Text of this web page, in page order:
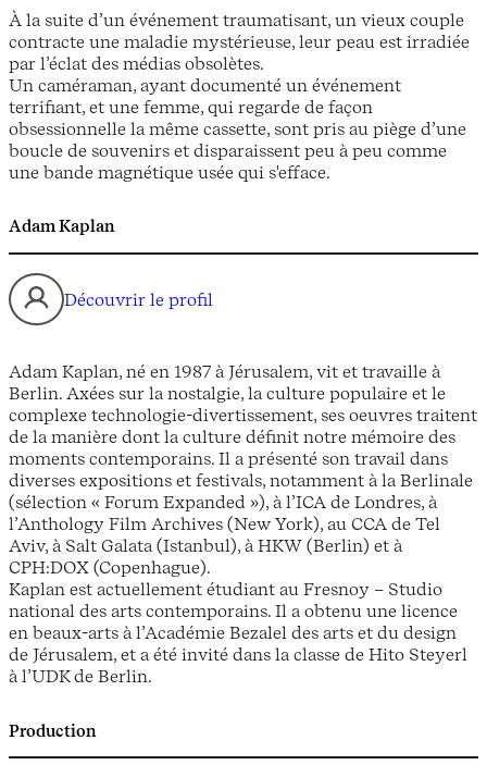
À la suite d’un événement traumatisant, un vieux couple
contracte une maladie mystérieuse, leur peau est irradiée
par l’éclat des médias obsolètes.
Un caméraman, ayant documenté un événement
terrifiant, et une femme, qui regarde de façon
obsessionnelle la même cassette, sont pris au piège d’une
boucle de souvenirs et disparaissent peu à peu comme
une bande magnétique usée qui s'efface.
Adam Kaplan
Découvrir le profil
Adam Kaplan, né en 1987 à Jérusalem, vit et travaille à
Berlin. Axées sur la nostalgie, la culture populaire et le
complexe technologie-divertissement, ses oeuvres traitent
de la manière dont la culture définit notre mémoire des
moments contemporains. Il a présenté son travail dans
diverses expositions et festivals, notamment à la Berlinale
(sélection « Forum Expanded »), à l’ICA de Londres, à
l’Anthology Film Archives (New York), au CCA de Tel
Aviv, à Salt Galata (Istanbul), à HKW (Berlin) et à
CPH:DOX (Copenhague).
Kaplan est actuellement étudiant au Fresnoy – Studio
national des arts contemporains. Il a obtenu une licence
en beaux-arts à l’Académie Bezalel des arts et du design
de Jérusalem, et a été invité dans la classe de Hito Steyerl
à l’UDK de Berlin.
Production